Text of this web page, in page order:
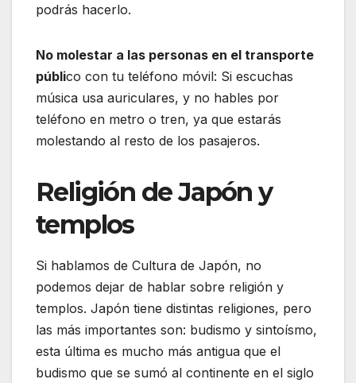
podrás hacerlo.
No molestar a las personas en el transporte
público con tu teléfono móvil: Si escuchas
música usa auriculares, y no hables por
teléfono en metro o tren, ya que estarás
molestando al resto de los pasajeros.
Religión de Japón y
templos
Si hablamos de Cultura de Japón, no
podemos dejar de hablar sobre religión y
templos. Japón tiene distintas religiones, pero
las más importantes son: budismo y sintoísmo,
esta última es mucho más antigua que el
budismo que se sumó al continente en el siglo